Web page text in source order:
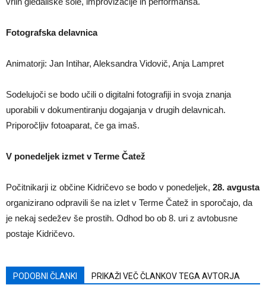
​Fotografska delavnica
Animatorji: Jan Intihar, Aleksandra Vidovič, Anja Lampret
Sodelujoči se bodo učili o digitalni fotografiji in svoja znanja
uporabili v dokumentiranju dogajanja v drugih delavnicah.
Priporočljiv fotoaparat, če ga imaš.
V ponedeljek izmet v Terme Čatež
Počitnikarji iz občine Kidričevo se bodo v ponedeljek, 28. avgusta
organizirano odpravili še na izlet v Terme Čatež in sporočajo, da
je nekaj sedežev še prostih. Odhod bo ob 8. uri z avtobusne
postaje Kidričevo.
PODOBNI ČLANKI PRIKAŽI VEČ ČLANKOV TEGA AVTORJA